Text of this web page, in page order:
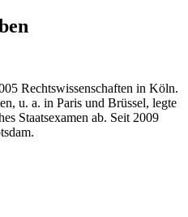
Rechtswissenschaften in Köln.
u. a. in Paris und Brüssel, legte
Staatsexamen ab. Seit 2009